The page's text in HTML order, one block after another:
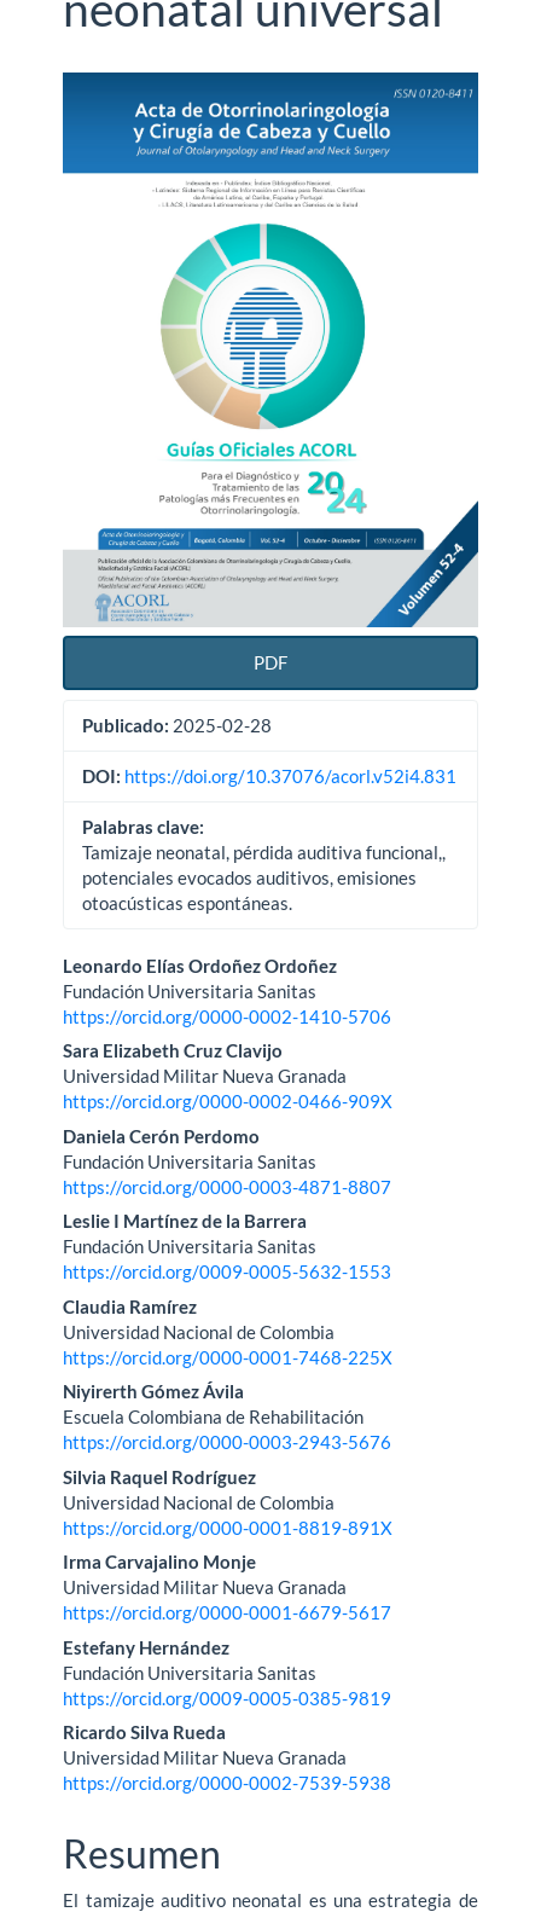
Barra
lateral
del
artículo
PDF
Publicado: 2025-02-28
DOI: https://doi.org/10.37076/acorl.v52i4.831
Palabras clave:
Tamizaje neonatal, pérdida auditiva funcional,,
potenciales evocados auditivos, emisiones
otoacústicas espontáneas.
Contenido
principal
del
artículo
Leonardo Elías Ordoñez Ordoñez
Fundación Universitaria Sanitas
https://orcid.org/0000-0002-1410-5706
Sara Elizabeth Cruz Clavijo
Universidad Militar Nueva Granada
https://orcid.org/0000-0002-0466-909X
Daniela Cerón Perdomo
Fundación Universitaria Sanitas
https://orcid.org/0000-0003-4871-8807
Leslie I Martínez de la Barrera
Fundación Universitaria Sanitas
https://orcid.org/0009-0005-5632-1553
Claudia Ramírez
Universidad Nacional de Colombia
https://orcid.org/0000-0001-7468-225X
Niyirerth Gómez Ávila
Escuela Colombiana de Rehabilitación
https://orcid.org/0000-0003-2943-5676
Silvia Raquel Rodríguez
Universidad Nacional de Colombia
https://orcid.org/0000-0001-8819-891X
Irma Carvajalino Monje
Universidad Militar Nueva Granada
https://orcid.org/0000-0001-6679-5617
Estefany Hernández
Fundación Universitaria Sanitas
https://orcid.org/0009-0005-0385-9819
Ricardo Silva Rueda
Universidad Militar Nueva Granada
https://orcid.org/0000-0002-7539-5938
Resumen
El tamizaje auditivo neonatal es una estrategia de